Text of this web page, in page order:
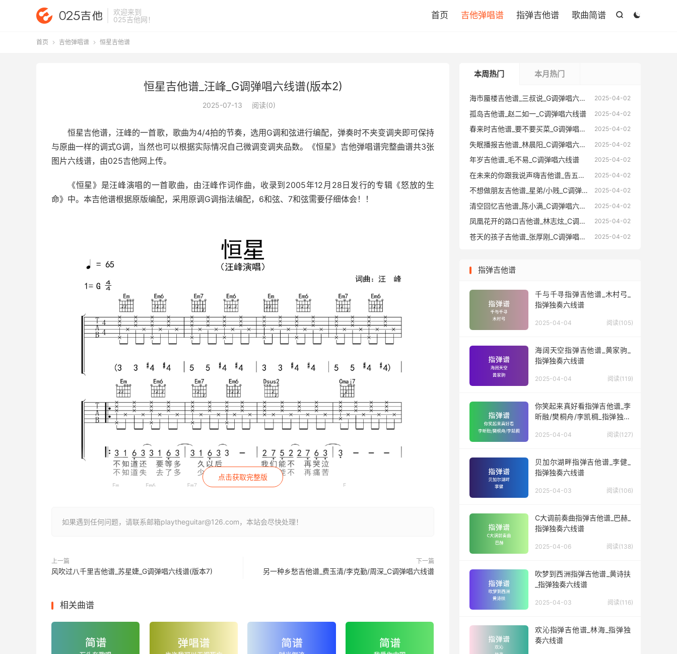
欢迎来到
025吉他网 ！ 

首页 吉他弹唱谱 指弹吉他谱 歌曲简谱
首页  吉他弹唱谱  恒星吉他谱
恒星吉他谱_汪峰_G调弹唱六线谱(版本2)
2025-07-13 阅读(0)
恒星吉他谱，汪峰的一首歌，歌曲为4/4拍的节奏，选用G调和弦进行编配，弹奏时不夹变调夹即可保持
与原曲一样的调式G调，当然也可以根据实际情况自己微调变调夹品数。《恒星》吉他弹唱谱完整曲谱共3张
图片六线谱，由025吉他网上传。
《恒星》是汪峰演唱的一首歌曲，由汪峰作词作曲，收录到2005年12月28日发行的专辑《怒放的生
命》中。本吉他谱根据原版编配，采用原调G调指法编配，6和弦、7和弦需要仔细体会！！
点击获取完整版
如果遇到任何问题，请联系邮箱playtheguitar@126.com，本站会尽快处理！
上一篇
风吹过八千里吉他谱_苏星婕_G调弹唱六线谱(版本7)
下一篇
另一种乡愁吉他谱_费玉清/李克勤/周深_C调弹唱六线谱
相关曲谱
本周热门 本月热门
2025-04-02
海市蜃楼吉他谱_三叔说_G调弹唱六线谱
2025-04-02
孤岛吉他谱_赵二如一_C调弹唱六线谱
2025-04-02
春来时吉他谱_要不要买菜_G调弹唱六线谱
2025-04-02
失眠播报吉他谱_林晨阳_C调弹唱六线谱
2025-04-02
年岁吉他谱_毛不易_C调弹唱六线谱
2025-04-02
在未来的你跟我说声嗨吉他谱_告五人_C调弹唱六线谱
2025-04-02
不想做朋友吉他谱_星弟/小贱_C调弹唱六线谱
2025-04-02
清空回忆吉他谱_陈小满_C调弹唱六线谱
2025-04-02
凤凰花开的路口吉他谱_林志炫_C调弹唱六线谱
2025-04-02
苍天的孩子吉他谱_张厚刚_C调弹唱六线谱
指弹吉他谱
千与千寻指弹吉他谱_木村弓_
指弹独奏六线谱
2025-04-04 阅读(105)
海阔天空指弹吉他谱_黄家驹_
指弹独奏六线谱
2025-04-04 阅读(119)
你笑起来真好看指弹吉他谱_李
昕融/樊桐舟/李凯稠_指弹独奏
2025-04-04 阅读(127)
贝加尔湖畔指弹吉他谱_李健_
指弹独奏六线谱
2025-04-03 阅读(106)
C大调前奏曲指弹吉他谱_巴赫_
指弹独奏六线谱
2025-04-06 阅读(138)
吹梦到西洲指弹吉他谱_黄诗扶
_指弹独奏六线谱
2025-04-03 阅读(116)
欢沁指弹吉他谱_林海_指弹独
奏六线谱